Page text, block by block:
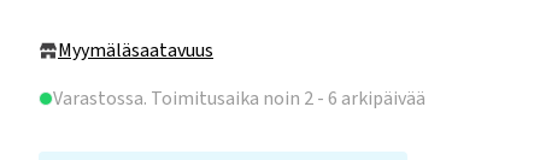
Myymäläsaatavuus
Varastossa. Toimitusaika noin 2 - 6 arkipäivää